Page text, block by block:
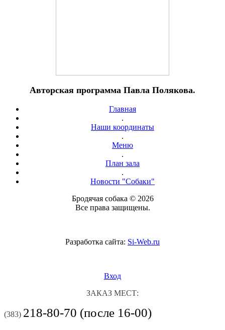
Авторская программа Павла Полякова.
Главная
.
Наши координаты
.
Меню
.
План зала
.
Новости "Собаки"
Бродячая собака © 2026
Все права защищены.
Разработка сайта: Si-Web.ru
Вход
ЗАКАЗ МЕСТ:
(383) 218-80-70 (после 16-00)